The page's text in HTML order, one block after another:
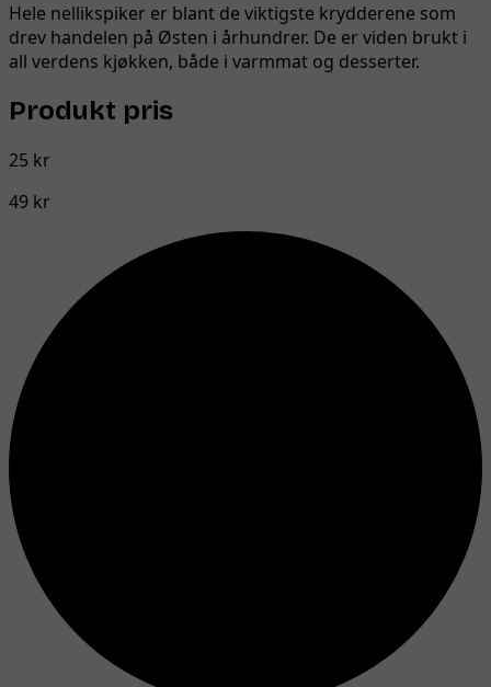
Hele nellikspiker er blant de viktigste krydderene som
drev handelen på Østen i århundrer. De er viden brukt i
all verdens kjøkken, både i varmmat og desserter.
Produkt pris
25 kr
49 kr